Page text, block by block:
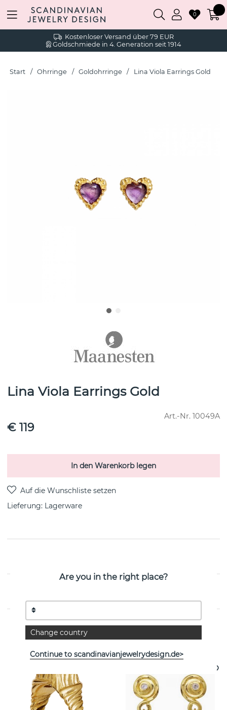
Kostenloser Versand über 79 EUR
Goldschmiede in 4. Generation seit 1914
0
Start Ohrringe Goldohrringe Lina Viola Earrings Gold
Lina Viola Earrings Gold
Art.-Nr. 10049A
€ 119
In den Warenkorb legen
Lieferung: Lagerware
Are you in the right place?
Change country
Continue to scandinavianjewelrydesign.de>